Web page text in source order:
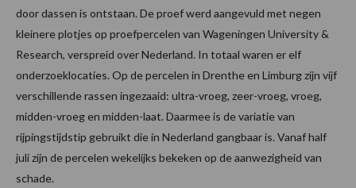
door dassen is ontstaan. De proef werd aangevuld met negen
kleinere plotjes op proefpercelen van Wageningen University &
Research, verspreid over Nederland. In totaal waren er elf
onderzoeklocaties. Op de percelen in Drenthe en Limburg zijn vijf
verschillende rassen ingezaaid: ultra-vroeg, zeer-vroeg, vroeg,
midden-vroeg en midden-laat. Daarmee is de variatie van
rijpingstijdstip gebruikt die in Nederland gangbaar is. Vanaf half
juli zijn de percelen wekelijks bekeken op de aanwezigheid van
schade.